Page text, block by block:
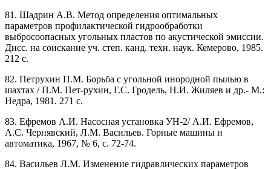
81. Шадрин А.В. Метод определения оптимальных
параметров профилактической гидрообработки
выбросоопасных угольных пластов по акустической эмиссии.
Дисс. на соискание уч. степ. канд. техн. наук. Кемерово, 1985.
212 с.
82. Петрухин П.М. Борьба с угольной инородной пылью в
шахтах / П.М. Пет-рухин, Г.С. Гродель, Н.И. Жиляев и др.- М.:
Недра, 1981. 271 с.
83. Ефремов А.И. Насосная установка УН-2/ А.И. Ефремов,
А.С. Чернявский, Л.М. Васильев. Горные машины и
автоматика, 1967, № 6, с. 72-74.
84. Васильев Л.М. Изменение гидравлических параметров